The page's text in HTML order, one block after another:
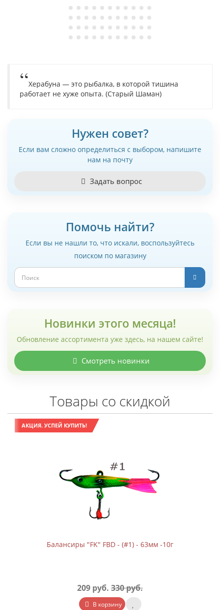
Херабуна — это рыбалка, в которой тишина
работает не хуже опыта. (Старый Шаман)
Нужен совет?
Если вам сложно определиться с выбором, напишите
нам на почту
Задать вопрос
Помочь найти?
Если вы не нашли то, что искали, воспользуйтесь
поиском по магазину
Новинки этого месяца!
Обновление ассортимента уже здесь, на нашем сайте!
Смотреть новинки
Товары со скидкой
АКЦИЯ. УСПЕЙ КУПИТЬ!
Балансиры "FK" FBD - (#1) - 63мм -10г
209 руб. 330 руб.
В корзину